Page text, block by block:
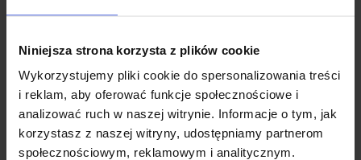
Niniejsza strona korzysta z plików cookie
Wykorzystujemy pliki cookie do spersonalizowania treści
i reklam, aby oferować funkcje społecznościowe i
analizować ruch w naszej witrynie. Informacje o tym, jak
korzystasz z naszej witryny, udostępniamy partnerom
społecznościowym, reklamowym i analitycznym.
POPROŚ O WYCENĘ
LUB